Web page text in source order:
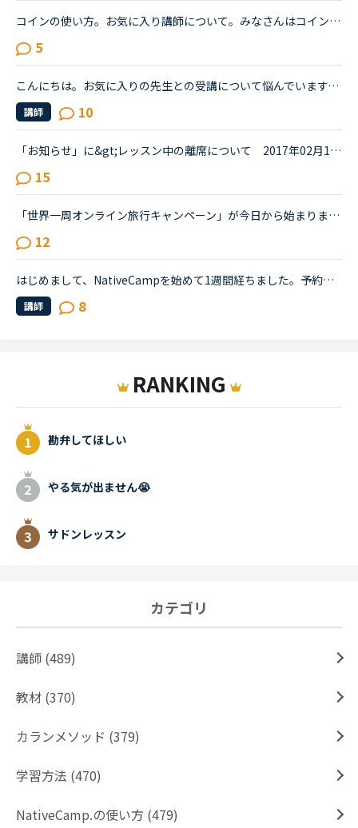
コインの使い方。お気に入り講師について。みなさんはコインはどのように使ってますか？私はカランをしてるので、コインはその授業に当ててます。それ以外は使ってませんがカランしてるとお金がすごくかかってし...
5
こんにちは。お気に入りの先生との受講について悩んでいます。私は基本的に予約しません。時間が自由になる仕事なので受講したいと思えば好きな時に出来ると言う事と、コイン購入のお金の余裕がない為です。お気...
講師 10
「お知らせ」に&gt;レッスン中の離席について 2017年02月19日&gt;一部の会員様で、レッスンされることなく、離席をされる方がおられます。&gt;離席の際は、退室を選択いただきますようお願い申し上げます。&gt;...
15
「世界一周オンライン旅行キャンペーン」が今日から始まりました。「 <a href="https://nativecamp.net/campaign/world_trip_online" target="_blank">https://nativecamp.net/campaign/world_trip_online</a> 」20か国の先生をすべて受講して、500コインがいただけるようです。(500円分のコイン即ち2...
12
はじめまして、NativeCampを始めて1週間経ちました。予約無しでちょっとした空き時間にレッスンできるのが気に入っています。ところが、時間帯によるのでしょうか、今すぐレッスンしたいと思ってもなかなか講師が...
講師 8
RANKING
勘弁してほしい
やる気が出ません😭
サドンレッスン
カテゴリ
講師 (489)
教材 (370)
カランメソッド (379)
学習方法 (470)
NativeCamp.の使い方 (479)